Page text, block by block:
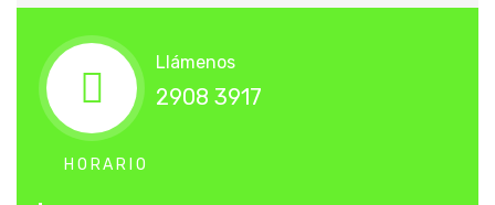
Llámenos
2908 3917
HORARIO